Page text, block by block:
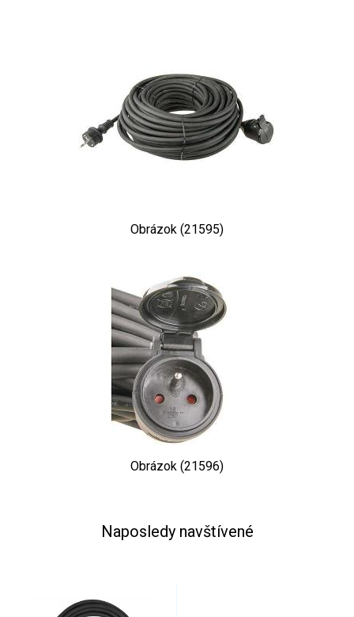
Obrázok (21595)
Obrázok (21596)
Naposledy navštívené